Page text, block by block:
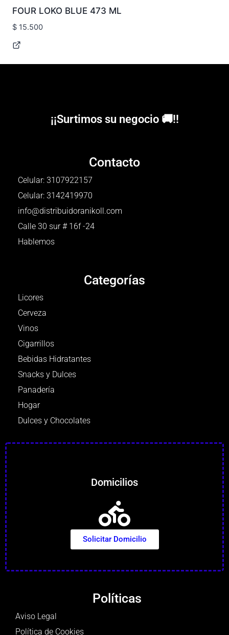
FOUR LOKO BLUE 473 ML
$ 15.500
¡¡Surtimos su negocio 🚚!!
Contacto
Celular: 3107922157
Celular: 3142419970
info@distribuidoranikoll.com
Calle 30 sur # 16f -24
Hablemos
Categorías
Licores
Cerveza
Vinos
Cigarrillos
Bebidas Hidratantes
Snacks y Dulces
Panadería
Hogar
Dulces y Chocolates
Domicilios
Solicitar Domicilio
Políticas
Aviso Legal
Política de Cookies